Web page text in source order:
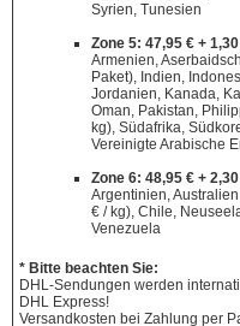
Syrien, Tunesien
Zone 5: 47,95 € +
Armenien,
Paket), Indien,
Jordanien, Kanada,
Oman, Pakistan,
kg), Südafrika,
Vereinigte Arabische
Zone 6: 48,95 € +
Argentinien,
€ / kg), Chile,
Venezuela
* Bitte beachten Sie:
DHL-Sendungen werden
DHL Express!
Versandkosten bei Zahlung per